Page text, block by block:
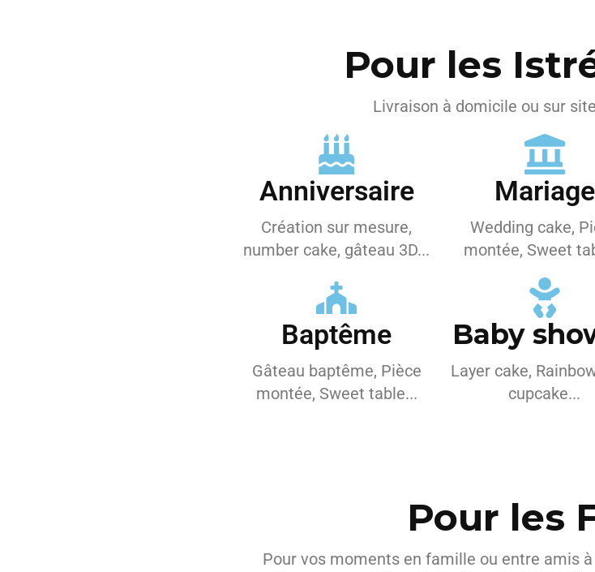
Pour les
Livraison à domicile ou sur
Anniversaire
Création sur mesure,
number cake, gâteau 3D...
Mariage
Wedding cake,
montée, Sweet
Baptême
Gâteau baptême, Pièce
montée, Sweet table...
Baby
Layer cake,
cupcake...
Pour les
Pour vos moments en famille ou entre amis